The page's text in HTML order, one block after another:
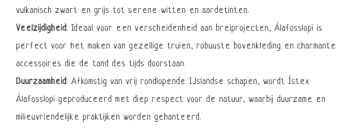
vulkanisch zwart en grijs tot serene witten en aardetinten.
Veelzijdigheid: Ideaal voor een verscheidenheid aan breiprojecten, Álafosslopi is
perfect voor het maken van gezellige truien, robuuste bovenkleding en charmante
accessoires die de tand des tijds doorstaan.
Duurzaamheid: Afkomstig van vrij rondlopende IJslandse schapen, wordt Ístex
Álafosslopi geproduceerd met diep respect voor de natuur, waarbij duurzame en
milieuvriendelijke praktijken worden gehanteerd.